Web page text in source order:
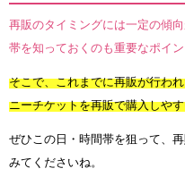
再販のタイミングには一定の傾
帯を知っておくのも重要なポイン
そこで、これまでに再販が行わ
ニーチケットを再販で購入しや
ぜひこの日・時間帯を狙って、
みてくださいね。